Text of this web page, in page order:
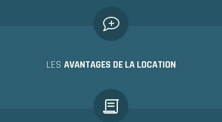
LES AVANTAGES DE LA LOCATION